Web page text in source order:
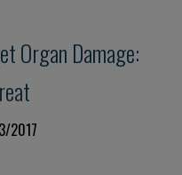
Organ Damage:
2017